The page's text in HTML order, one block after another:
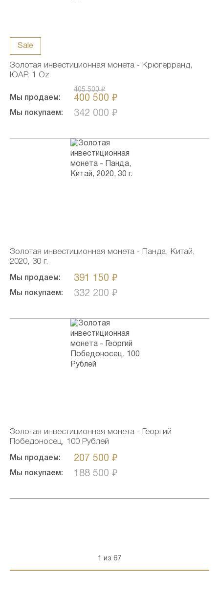
Sale
Золотая инвестиционная монета - Крюгерранд,
ЮАР, 1 Oz
Мы продаем:
405 500 ₽
400 500 ₽
Мы покупаем: 342 000 ₽
Золотая инвестиционная монета - Панда, Китай,
2020, 30 г.
Мы продаем: 391 150 ₽
Мы покупаем: 332 200 ₽
Золотая инвестиционная монета - Георгий
Победоносец, 100 Рублей
Мы продаем: 207 500 ₽
Мы покупаем: 188 500 ₽
1 из 67